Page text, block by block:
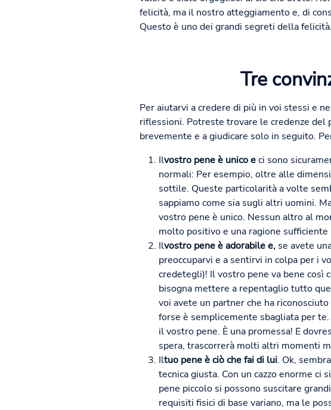
felicità, ma il nostro atteggiamento e, di
Questo è uno dei grandi segreti della
Tre
Per aiutarvi a credere di più in voi stessi e
riflessioni. Potreste trovare le credenze del
brevemente e a giudicare solo in seguito.
Ilvostro pene è unico eci sono
normali: Per esempio, oltre alle
sottile. Queste particolarità a volte
sappiamo come sia sugli altri uomini.
vostro pene è unico. Nessun altro al
molto positivo e una ragione
Ilvostro pene è adorabile e,se avete
preoccuparvi e a sentirvi in colpa per i
credetegli)! Il vostro pene va bene così
bisogna mettere a repentaglio tutto
voi avete un partner che ha
forse è semplicemente sbagliata per
il vostro pene. È una promessa! E
spera, trascorrerà molti altri momenti
Iltuo pene è ciò che fai di lui. Ok,
tecnica giusta. Con un cazzo enorme ci
pene piccolo si possono suscitare
requisiti fisici di base variano, ma le